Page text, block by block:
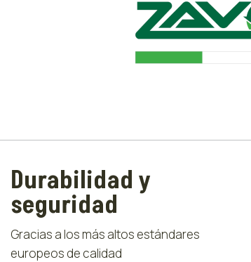
Durabilidad y
seguridad
Gracias a los más altos estándares
europeos de calidad